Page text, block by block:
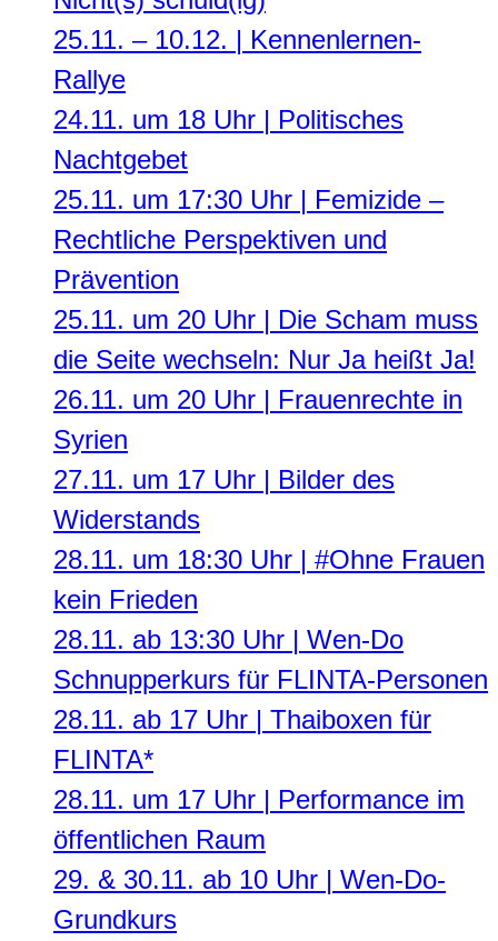
25.11. – 10.12. | Kennenlernen-
Rallye
24.11. um 18 Uhr | Politisches
Nachtgebet
25.11. um 17:30 Uhr | Femizide –
Rechtliche Perspektiven und
Prävention
25.11. um 20 Uhr | Die Scham muss
die Seite wechseln: Nur Ja heißt Ja!
26.11. um 20 Uhr | Frauenrechte in
Syrien
27.11. um 17 Uhr | Bilder des
Widerstands
28.11. um 18:30 Uhr | #Ohne Frauen
kein Frieden
28.11. ab 13:30 Uhr | Wen-Do
Schnupperkurs für FLINTA-Personen
28.11. ab 17 Uhr | Thaiboxen für
FLINTA*
28.11. um 17 Uhr | Performance im
öffentlichen Raum
29. & 30.11. ab 10 Uhr | Wen-Do-
Grundkurs